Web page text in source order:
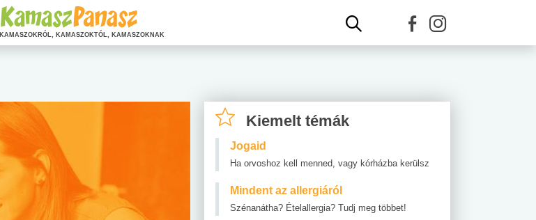
Kiemelt témák
Jogaid
Ha orvoshoz kell menned, vagy kórházba kerülsz
Mindent az allergiáról
Szénanátha? Ételallergia? Tudj meg többet!
KAMASZOKRÓL, KAMASZOKTÓL, KAMASZOKNAK